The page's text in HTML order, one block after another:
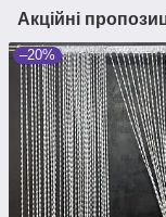
Акційні
–20%